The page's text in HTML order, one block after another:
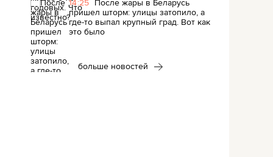
14:25 После жары в Беларусь
пришел шторм: улицы затопило, а
где-то выпал крупный град. Вот как
это было
больше новостей